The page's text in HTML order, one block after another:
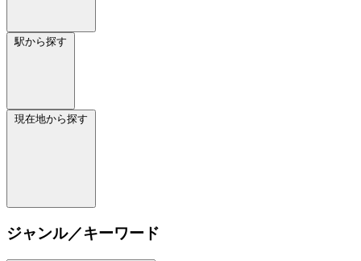
駅から探す
現在地から探す
ジャンル／キーワード